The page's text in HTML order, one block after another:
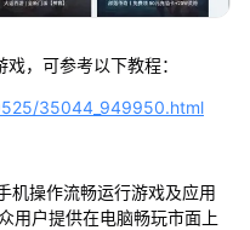
，可参考以下教程：
35044_949950.html
机操作流畅运行游戏及应用
用户提供在电脑畅玩市面上